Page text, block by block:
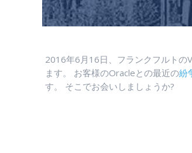
2016年6月16日、フランクフルトの
ます。 お客様のOracleとの最近の紛
す。 そこでお会いしましょうか?